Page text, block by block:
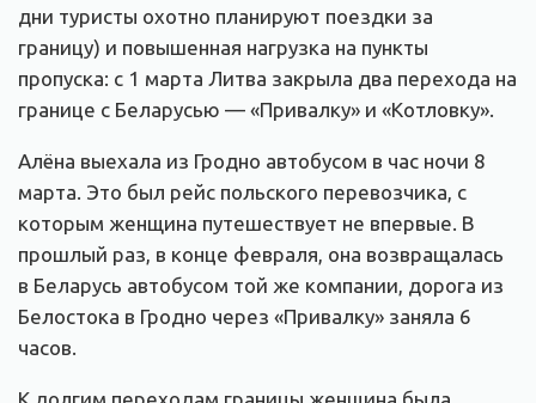
дни туристы охотно планируют поездки за
границу) и повышенная нагрузка на пункты
пропуска: с 1 марта Литва закрыла два перехода на
границе с Беларусью — «Привалку» и «Котловку».
Алёна выехала из Гродно автобусом в час ночи 8
марта. Это был рейс польского перевозчика, с
которым женщина путешествует не впервые. В
прошлый раз, в конце февраля, она возвращалась
в Беларусь автобусом той же компании, дорога из
Белостока в Гродно через «Привалку» заняла 6
часов.